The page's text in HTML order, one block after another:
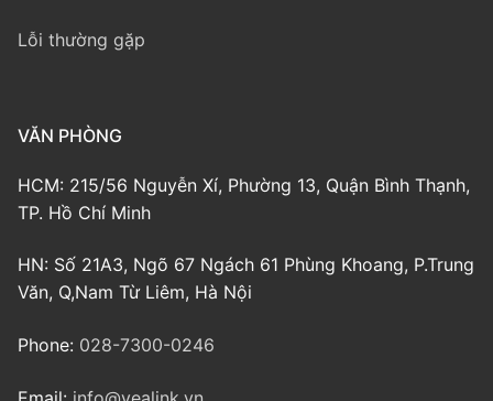
Lỗi thường gặp
VĂN PHÒNG
HCM: 215/56 Nguyễn Xí, Phường 13, Quận Bình Thạnh,
TP. Hồ Chí Minh
HN: Số 21A3, Ngõ 67 Ngách 61 Phùng Khoang, P.Trung
Văn, Q,Nam Từ Liêm, Hà Nội
Phone: 028-7300-0246